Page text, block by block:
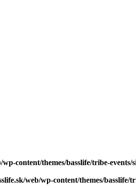
content/themes/basslife/tribe-events/
web/wp-content/themes/basslife/